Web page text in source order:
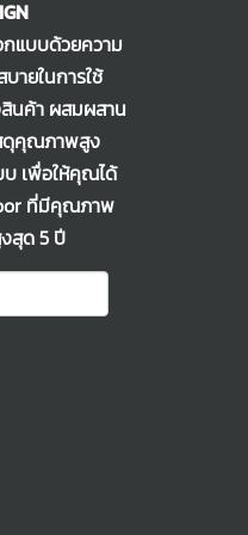
แบบด้วยความ
บายในการใช้
นค้า ผสมผสาน
ดุคุณภาพสูง
บ เพื่อให้คุณได้
ที่มีคุณภาพ
สุด 5 ปี